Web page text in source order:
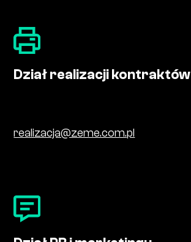
Dział realizacji kontraktów
realizacja@zeme.com.pl